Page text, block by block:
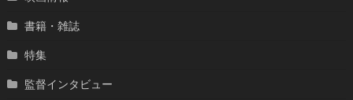
書籍・雑誌
特集
監督インタビュー